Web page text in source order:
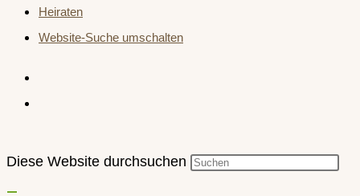
Heiraten
Website-Suche umschalten
Diese Website durchsuchen